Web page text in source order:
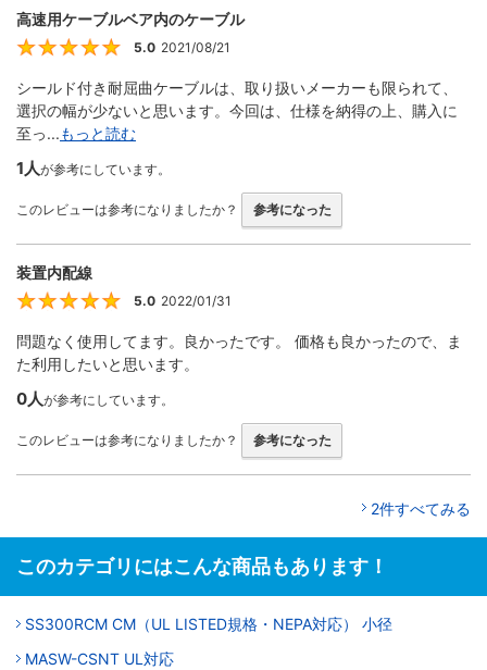
高速用ケーブルベア内のケーブル
5.0 2021/08/21
シールド付き耐屈曲ケーブルは、取り扱いメーカーも限られて、
選択の幅が少ないと思います。今回は、仕様を納得の上、購入に
至っ...もっと読む
1人が参考にしています。
このレビューは参考になりましたか？ 参考になった
装置内配線
5.0 2022/01/31
問題なく使用してます。良かったです。 価格も良かったので、ま
た利用したいと思います。
0人が参考にしています。
このレビューは参考になりましたか？ 参考になった
2件すべてみる
このカテゴリにはこんな商品もあります！
SS300RCM CM（UL LISTED規格・NEPA対応） 小径
MASW-CSNT UL対応